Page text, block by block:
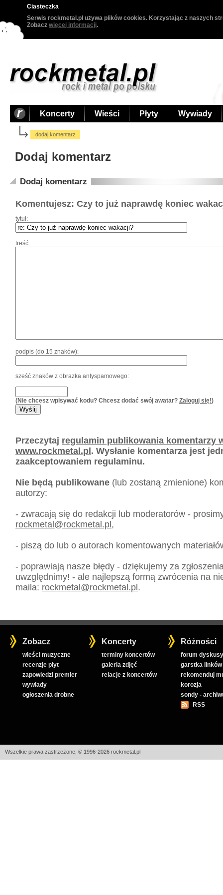
Ciasteczka
Serwis rockmetal.pl używa plików cookies. Korzystając z naszych
Zobacz więcej informacji.
Koncerty Wieści Płyty Wywiady
dodaj komentarz
Dodaj komentarz
Dodaj komentarz
Komentujesz: Czy to już naprawdę koniec
tytuł:
treść:
podpis (do 15 znaków):
sześć znaków z obrazka antyspamowego:
(Nie chcesz wpisywać kodu? Chcesz dodać swój awatar? Zaloguj się!)
Przeczytaj regulamin publikowania komentarzy
www.rockmetal.pl. Wysłanie komentarza jest
zaakceptowaniem regulaminu.
Nie będą publikowane (lub zostaną zmienione)
autorzy:
- zwracają się do redakcji lub moderatorów -
rockmetal@rockmetal.pl,
- piszą do lub o autorach komentowanych
- poprawiają nasze błędy - dziękujemy za
uwzględnimy! - ale najlepszą formą zwrócenia na
maila: rockmetal@rockmetal.pl.
Zobacz
wieści muzyczne
recenzje płyt
zapowiedzi premier
wywiady
ogłoszenia drobne
Koncerty
terminy koncertów
galeria zdjęć
relacje z koncertów
Różności
forum
garstka linków
rekomenduj
korozja
sondy -
RSS
Wszelkie prawa zastrzeżone, © 1996-2026 rockmetal.pl